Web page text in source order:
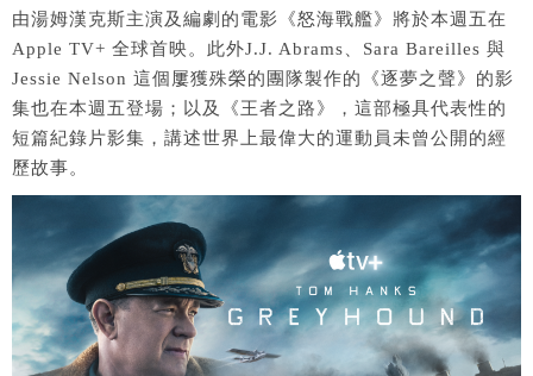
由湯姆漢克斯主演及編劇的電影《怒海戰艦》將於本週五在
Apple TV+ 全球首映。此外J.J. Abrams、Sara Bareilles 與
Jessie Nelson 這個屢獲殊榮的團隊製作的《逐夢之聲》的影
集也在本週五登場；以及《王者之路》，這部極具代表性的
短篇紀錄片影集，講述世界上最偉大的運動員未曾公開的經
歷故事。